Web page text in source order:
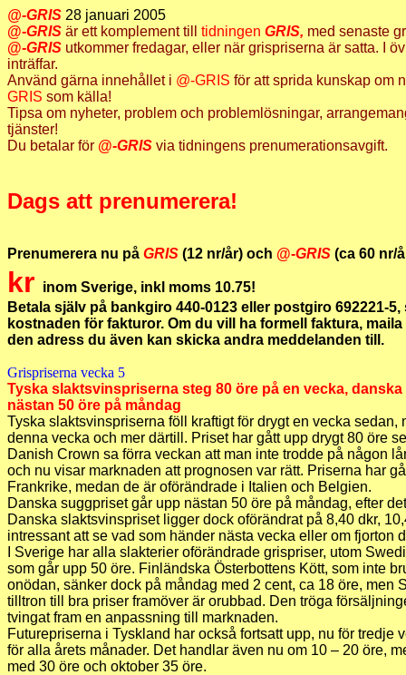
@-GRIS 28 januari 2005
@-GRIS är ett komplement till tidningen GRIS, med senaste
@-GRIS utkommer fredagar, eller när grispriserna är satta. I
inträffar.
Använd gärna innehållet i @-GRIS för att sprida kunskap om
GRIS som källa!
Tipsa om nyheter, problem och problemlösningar,
tjänster!
Du betalar för @-GRIS via tidningens prenumerationsavgift.
Dags att prenumerera!
Prenumerera nu på GRIS (12 nr/år) och @-GRIS (ca 60 nr/
kr inom Sverige, inkl moms 10.75!
Betala själv på bankgiro 440-0123 eller postgiro 692221-
kostnaden för fakturor. Om du vill ha formell faktura, maila
den adress du även kan skicka andra meddelanden till.
Grispriserna vecka 5
Tyska slaktsvinspriserna steg 80 öre på en vecka,
nästan 50 öre på måndag
Tyska slaktsvinspriserna föll kraftigt för drygt en vecka sedan,
denna vecka och mer därtill. Priset har gått upp drygt 80 öre
Danish Crown sa förra veckan att man inte trodde på någon
och nu visar marknaden att prognosen var rätt. Priserna har
Frankrike, medan de är oförändrade i Italien och Belgien.
Danska suggpriset går upp nästan 50 öre på måndag, efter
Danska slaktsvinspriset ligger dock oförändrat på 8,40 dkr,
intressant att se vad som händer nästa vecka eller om fjorton
I Sverige har alla slakterier oförändrade grispriser, utom
som går upp 50 öre. Finländska Österbottens Kött, som inte
onödan, sänker dock på måndag med 2 cent, ca 18 öre, men
tilltron till bra priser framöver är orubbad. Den tröga
tvingat fram en anpassning till marknaden.
Futurepriserna i Tyskland har också fortsatt upp, nu för tredje
för alla årets månader. Det handlar även nu om 10 – 20 öre,
med 30 öre och oktober 35 öre.